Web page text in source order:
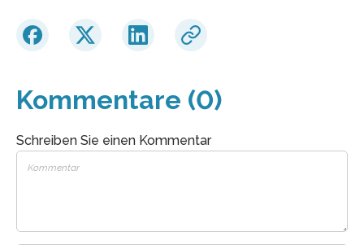
Kommentare (0)
Schreiben Sie einen Kommentar